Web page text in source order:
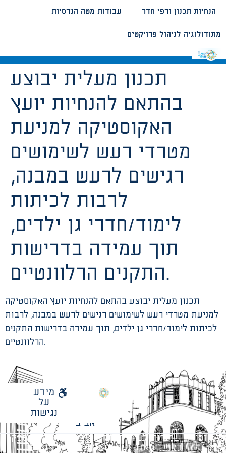
עבודות מטה הנדסיות הנחיות תכנון ודפי חדר
מתודולוגיה לניהול פרויקטים
תכנון מעלית יבוצע
בהתאם להנחיות יועץ
האקוסטיקה למניעת
מטרדי רעש לשימושים
רגישים לרעש במבנה,
לרבות לכיתות
לימוד/חדרי גן ילדים,
תוך עמידה בדרישות
התקנים הרלוונטיים.
תכנון מעלית יבוצע בהתאם להנחיות יועץ האקוסטיקה
למניעת מטרדי רעש לשימושים רגישים לרעש במבנה, לרבות
לכיתות לימוד/חדרי גן ילדים, תוך עמידה בדרישות התקנים
הרלוונטיים.
עיריית
אביב
מידע
על
נגישות
כל הזכויות שמורות לעיריית תל-אביב-יפו. האתר מספק
מידע כללי בלבד ומאגד הנחיות תכנוניות בלבד למבני